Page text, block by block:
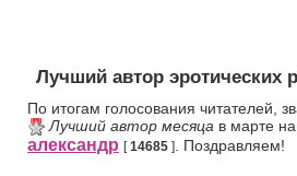
Лучший автор эротических
По итогам голосования читателей,
Лучший автор месяца в марте
александр [14685 ]. Поздравляем!